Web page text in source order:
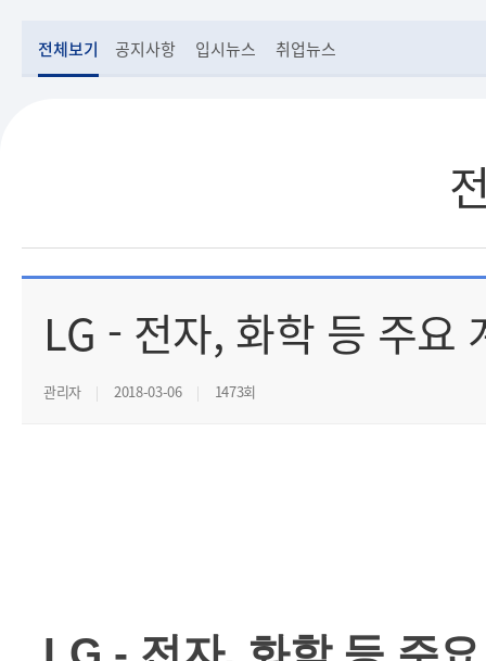
전체보기 공지사항 입시뉴스 취업뉴스
LG - 전자, 화학 등 주요
관리자 2018-03-06 1473회